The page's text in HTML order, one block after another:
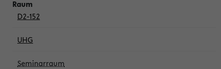
D2-152
UHG
Seminarraum